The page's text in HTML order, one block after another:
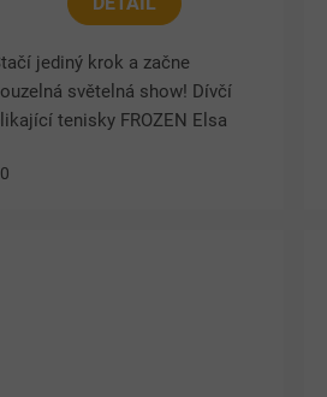
jediný krok a začne
světelná show! Dívčí
tenisky FROZEN Elsa
milovnice pohádky Disney